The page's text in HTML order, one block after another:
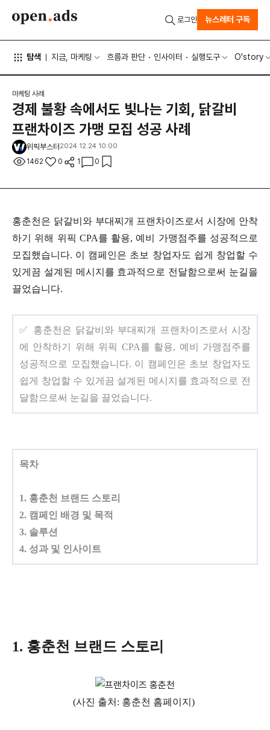
탐색 지금, 마케팅 흐름과 판단 인사이터 실행도구 O'story
로그인 뉴스레터 구독
마케팅 사례
경제 불황 속에서도 빛나는 기회, 닭갈비
프랜차이즈 가맹 모집 성공 사례
위픽부스터 2024.12.24 10:00
1462 0 1 0
홍춘천은 닭갈비와 부대찌개 프랜차이즈로서 시장에 안착
하기 위해 위픽 CPA를 활용, 예비 가맹점주를 성공적으로
모집했습니다. 이 캠페인은 초보 창업자도 쉽게 창업할 수
있게끔 설계된 메시지를 효과적으로 전달함으로써 눈길을
끌었습니다.
✅ 홍춘천은 닭갈비와 부대찌개 프랜차이즈로서 시장
에 안착하기 위해 위픽 CPA를 활용, 예비 가맹점주를
성공적으로 모집했습니다. 이 캠페인은 초보 창업자도
쉽게 창업할 수 있게끔 설계된 메시지를 효과적으로 전
달함으로써 눈길을 끌었습니다.
목차
1. 홍춘천 브랜드 스토리
2. 캠페인 배경 및 목적
3. 솔루션
4. 성과 및 인사이트
1. 홍춘천 브랜드 스토리
(사진 출처: 홍춘천 홈페이지)